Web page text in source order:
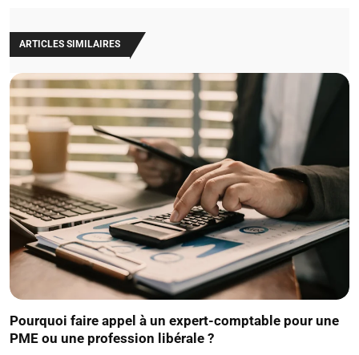
ARTICLES SIMILAIRES
Pourquoi faire appel à un expert-comptable pour une
PME ou une profession libérale ?